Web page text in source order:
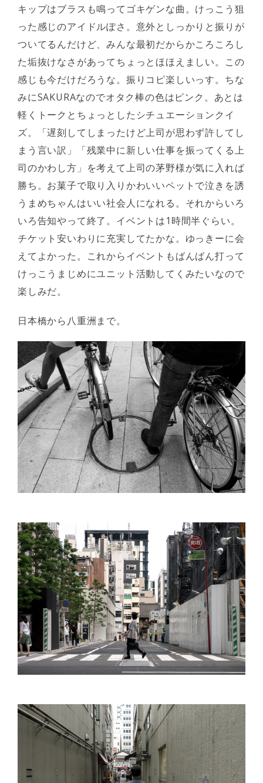
キップはブラスも鳴ってゴキゲンな曲。けっこう狙
った感じのアイドルぽさ。意外としっかりと振りが
ついてるんだけど、みんな最初だからかころころし
た垢抜けなさがあってちょっとほほえましい。この
感じも今だけだろうな。振りコピ楽しいっす。ちな
みにSAKURAなのでオタク棒の色はピンク。あとは
軽くトークとちょっとしたシチュエーションクイ
ズ。「遅刻してしまったけど上司が思わず許してし
まう言い訳」「残業中に新しい仕事を振ってくる上
司のかわし方」を考えて上司の茅野様が気に入れば
勝ち。お菓子で取り入りかわいいペットで泣きを誘
うまめちゃんはいい社会人になれる。それからいろ
いろ告知やって終了。イベントは1時間半ぐらい。
チケット安いわりに充実してたかな。ゆっきーに会
えてよかった。これからイベントもばんばん打って
けっこうまじめにユニット活動してくみたいなので
楽しみだ。
日本橋から八重洲まで。